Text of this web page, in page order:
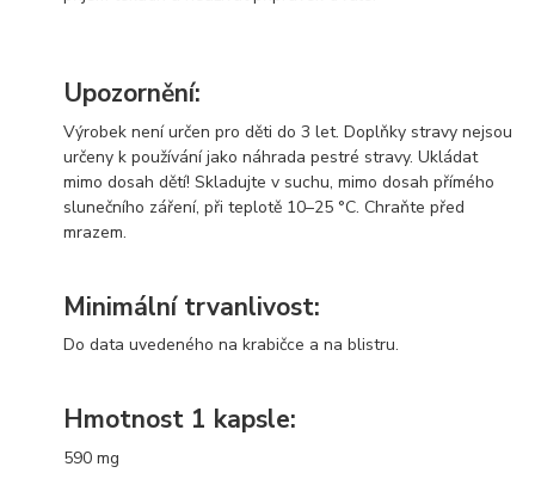
Upozornění:
Výrobek není určen pro děti do 3 let. Doplňky stravy nejsou
určeny k používání jako náhrada pestré stravy. Ukládat
mimo dosah dětí! Skladujte v suchu, mimo dosah přímého
slunečního záření, při teplotě 10–25 °C. Chraňte před
mrazem.
Minimální trvanlivost:
Do data uvedeného na krabičce a na blistru.
Hmotnost 1 kapsle:
590 mg